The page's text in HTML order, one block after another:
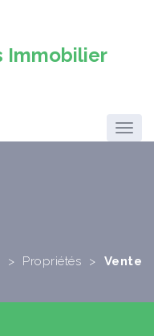
> Propriétés > Vente